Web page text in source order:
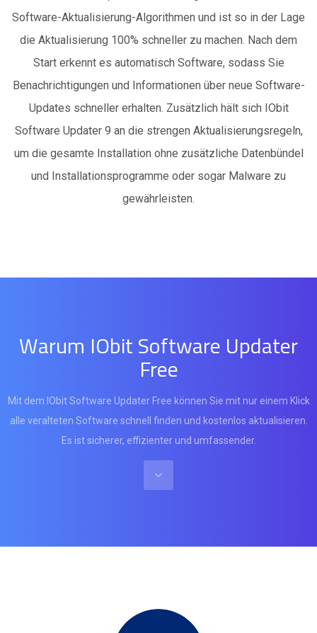
Software-Aktualisierung-Algorithmen und ist so in der Lage
die Aktualisierung 100% schneller zu machen. Nach dem
Start erkennt es automatisch Software, sodass Sie
Benachrichtigungen und Informationen über neue Software-
Updates schneller erhalten. Zusätzlich hält sich IObit
Software Updater 9 an die strengen Aktualisierungsregeln,
um die gesamte Installation ohne zusätzliche Datenbündel
und Installationsprogramme oder sogar Malware zu
gewährleisten.
Warum IObit Software Updater
Free
Mit dem IObit Software Updater Free können Sie mit nur einem Klick
alle veralteten Software schnell finden und kostenlos aktualisieren.
Es ist sicherer, effizienter und umfassender.